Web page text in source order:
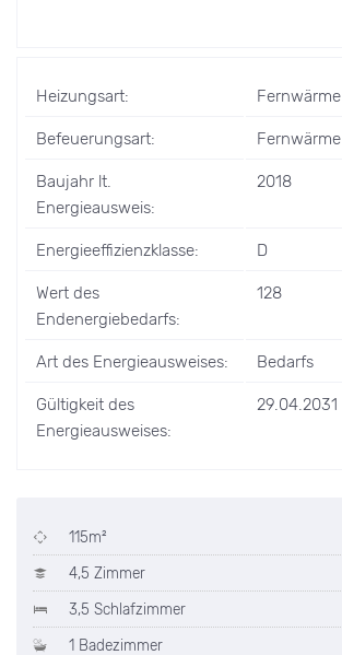
Heizungsart: Fernwärme
Befeuerungsart: Fernwärme
Baujahr lt.
Energieausweis:
2018
Energieeffizienzklasse: D
Wert des
Endenergiebedarfs:
128
Art des Energieausweises: Bedarfs
Gültigkeit des
Energieausweises:
29.04.2031
115m²
4,5 Zimmer
3,5 Schlafzimmer
1 Badezimmer